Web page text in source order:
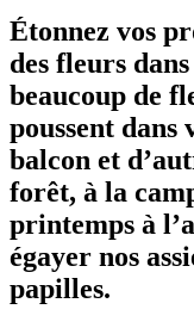
Étonnez vos
des fleurs
beaucoup de
poussent
balcon et
forêt, à la
printemps à
égayer nos
papilles.